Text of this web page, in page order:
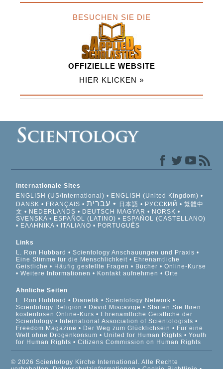
BESUCHEN SIE DIE
OFFIZIELLE WEBSITE
HIER KLICKEN »
Internationale Sites
ENGLISH (US/International)
ENGLISH (United Kingdom)
DANSK
FRANÇAIS עברית 日本語 РУССКИЙ
繁體中
文
NEDERLANDS DEUTSCH MAGYAR
NORSK
SVENSKA
ESPAÑOL (LATINO)
ESPAÑOL (CASTELLANO)
ΕΛΛΗΝΙΚA
ITALIANO PORTUGUÊS
Links
L. Ron Hubbard
Scientology Anschauungen und Praxis
Eine Stimme für die Menschlichkeit
Ehrenamtliche
Geistliche
Häufig gestellte Fragen Bücher
Online-Kurse
Weitere Informationen
Kontakt aufnehmen Orte
Ähnliche Seiten
L. Ron Hubbard
Dianetik
Scientology Network
Scientology Religion
David Miscavige
Starten Sie Ihren
kostenlosen Online-Kurs
Ehrenamtliche Geistliche der
Scientology
International Association of Scientologists
Freedom Magazine
Der Weg zum Glücklichsein
Für eine
Welt ohne Drogenkonsum
United for Human Rights
Youth
for Human Rights
Citizens Commission on Human Rights
© 2026 Scientology Kirche International. Alle Rechte